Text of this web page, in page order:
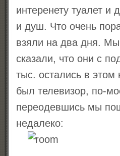
интеренету туалет
и душ. Что очень
взяли на два дня. Мы
сказали, что они с
тыс. остались в
был телевизор, по-
переодевшись мы
недалеко: